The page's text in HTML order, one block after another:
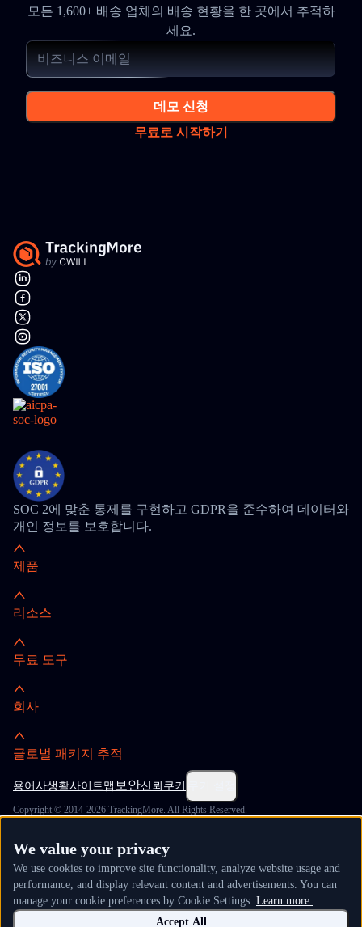
모든 1,600+ 배송 업체의 배송 현황을 한 곳에서 추적하
세요.
데모 신청
무료로 시작하기
SOC 2에 맞춘 통제를 구현하고 GDPR을 준수하여 데이터와
개인 정보를 보호합니다.
제품
리소스
무료 도구
회사
글로벌 패키지 추적
용어 사생활사이트맵 보안신뢰 쿠키
Copyright © 2014-2026 TrackingMore. All Rights Reserved.
We value your privacy
We use cookies to improve site functionality, analyze website usage and
performance, and display relevant content and advertisements. You can
manage your cookie preferences by Cookie Settings. Learn more.
Accept All